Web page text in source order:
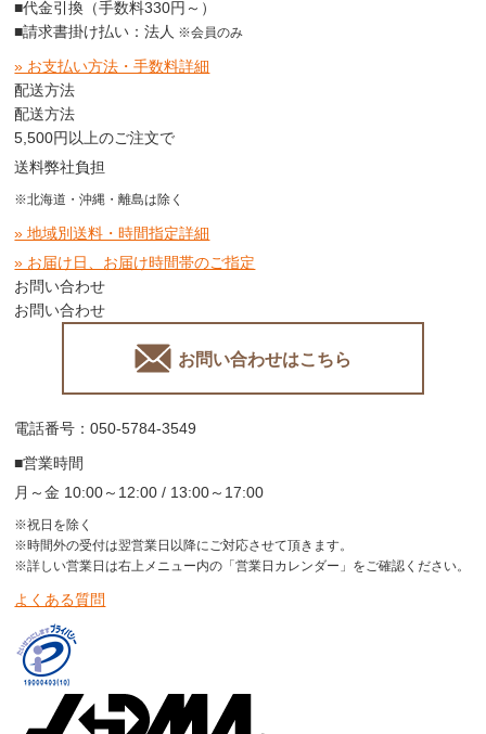
■代金引換（手数料330円～）
■請求書掛け払い：法人 ※会員のみ
» お支払い方法・手数料詳細
配送方法
配送方法
5,500円以上のご注文で
送料弊社負担
※北海道・沖縄・離島は除く
» 地域別送料・時間指定詳細
» お届け日、お届け時間帯のご指定
お問い合わせ
お問い合わせ
お問い合わせはこちら
電話番号：050-5784-3549
■営業時間
月～金 10:00～12:00 / 13:00～17:00
※祝日を除く
※時間外の受付は翌営業日以降にご対応させて頂きます。
※詳しい営業日は右上メニュー内の「営業日カレンダー」をご確認ください。
よくある質問